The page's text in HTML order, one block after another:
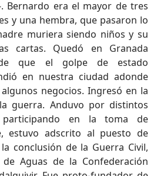
Bernardo era el mayor de tres
y una hembra, que pasaron lo
muriera siendo niños y su
cartas. Quedó en Granada
que el golpe de estado
en nuestra ciudad adonde
negocios. Ingresó en la
guerra. Anduvo por distintos
en la toma de
estuvo adscrito al puesto de
conclusión de la Guerra Civil,
Aguas de la Confederación